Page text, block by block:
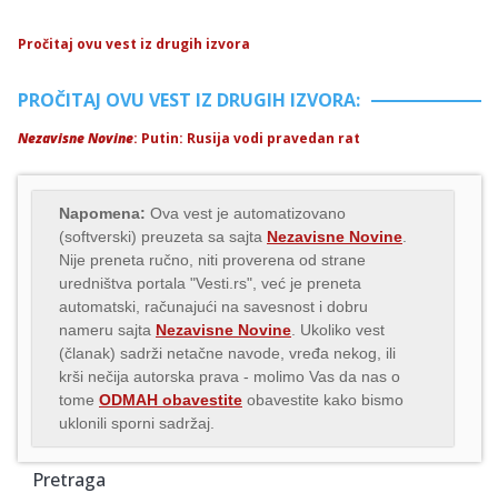
Pročitaj ovu vest iz drugih izvora
PROČITAJ OVU VEST IZ DRUGIH IZVORA:
Nezavisne Novine: Putin: Rusija vodi pravedan rat
Napomena: Ova vest je automatizovano
(softverski) preuzeta sa sajta Nezavisne Novine
Nije preneta ručno, niti proverena od strane
uredništva portala "Vesti.rs", već je preneta
automatski, računajući na savesnost i dobru
nameru sajta Nezavisne Novine . Ukoliko vest
(članak) sadrži netačne navode, vređa nekog, ili
krši nečija autorska prava - molimo Vas da nas o
tome ODMAH obavestite obavestite kako bismo
uklonili sporni sadržaj.
Pretraga